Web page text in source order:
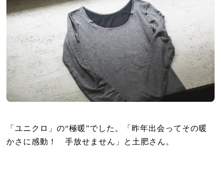
「ユニクロ」の“極暖”でした。「昨年出会ってその暖
かさに感動！ 手放せません」と土肥さん。